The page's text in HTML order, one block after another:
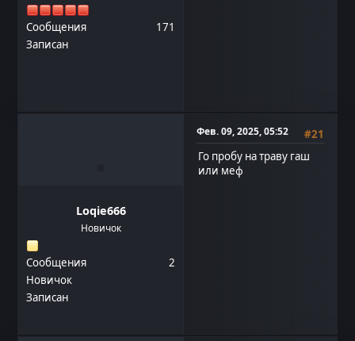
Сообщения
171
Записан
Loqie666
Новичок
Сообщения
2
Новичок
Записан
Фев. 09, 2025, 05:52
#21
Го пробу на траву гаш
или меф